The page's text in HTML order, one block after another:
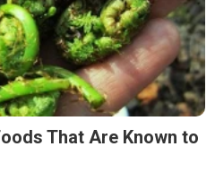
That Are Known to